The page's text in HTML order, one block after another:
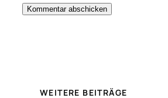
WEITERE BEITRÄGE